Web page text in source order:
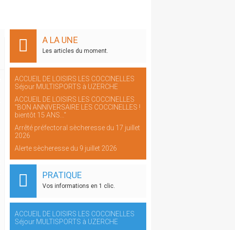
A LA UNE
Les articles du moment.
ACCUEIL DE LOISIRS LES COCCINELLES
Séjour MULTISPORTS à UZERCHE
ACCUEIL DE LOISIRS LES COCCINELLES
"BON ANNIVERSAIRE LES COCCINELLES !
bientôt 15 ANS..."
Arrêté préfectoral sècheresse du 17 juillet
2026
Alerte sècheresse du 9 juillet 2026
PRATIQUE
Vos informations en 1 clic.
ACCUEIL DE LOISIRS LES COCCINELLES
Séjour MULTISPORTS à UZERCHE